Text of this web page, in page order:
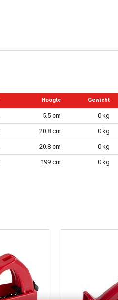
Hoogte Gewicht
5.5 cm 0 kg
20.8 cm 0 kg
20.8 cm 0 kg
199 cm 0 kg